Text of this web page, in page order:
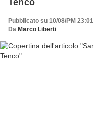
Tenco
Pubblicato su 10/08/PM 23:01
Da Marco Liberti